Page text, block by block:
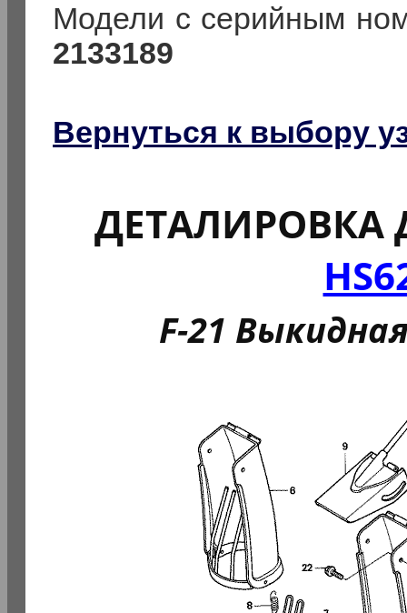
Модели с серийным
2133189
Вернуться к выбору
ДЕТАЛИРОВКА
F-21